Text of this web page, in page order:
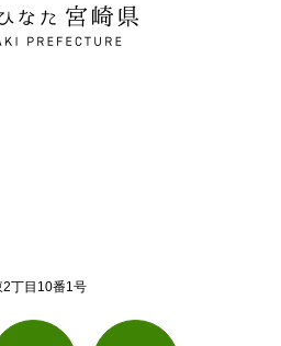
た 宮崎県
PREFECTURE
丁目10番1号